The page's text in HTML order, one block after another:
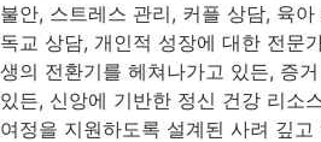
불안, 스트레스 관리, 커플 상담, 육
독교 상담, 개인적 성장에 대한 전문
생의 전환기를 헤쳐나가고 있든, 증
있든, 신앙에 기반한 정신 건강 리소
여정을 지원하도록 설계된 사려 깊